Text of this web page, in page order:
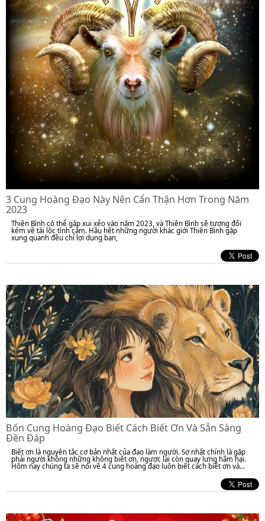
3 Cung Hoàng Đạo Này Nên Cẩn Thận Hơn Trong Năm
2023
Thiên Bình có thể gặp xui xẻo vào năm 2023, và Thiên Bình sẽ tương đối
kém về tài lộc tình cảm. Hầu hết những người khác giới Thiên Bình gặp
xung quanh đều chỉ lợi dụng bạn,
Bốn Cung Hoàng Đạo Biết Cách Biết Ơn Và Sẵn Sàng
Đền Đáp
Biết ơn là nguyên tắc cơ bản nhất của đạo làm người. Sợ nhất chính là gặp
phải người không những không biết ơn, ngược lại còn quay lưng hãm hại.
Hôm nay chúng ta sẽ nói về 4 cung hoàng đạo luôn biết cách biết ơn và...